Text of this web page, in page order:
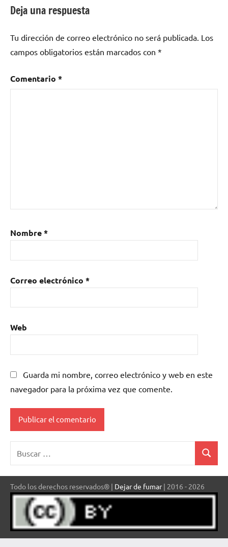
Deja una respuesta
Tu dirección de correo electrónico no será publicada. Los
campos obligatorios están marcados con *
Comentario *
Nombre*
Correo electrónico *
Web
Guarda mi nombre, correo electrónico y web en este
navegador para la próxima vez que comente.
Buscar
Todo los derechos reservados® | Dejar de fumar| 2016 - 2026